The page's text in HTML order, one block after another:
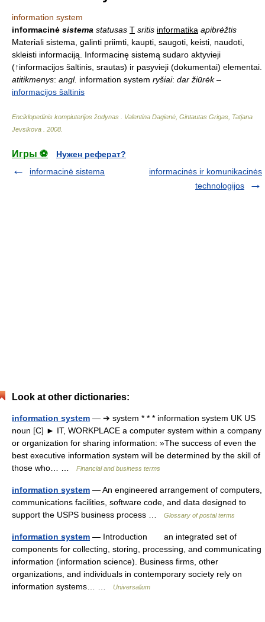
information system
informacinė sistema statusas T sritis informatika apibrėžtis
Materiali sistema, galinti priimti, kaupti, saugoti, keisti, naudoti,
skleisti informaciją. Informacinę sistemą sudaro aktyvieji
(↑informacijos šaltinis, srautas) ir pasyvieji (dokumentai) elementai.
atitikmenys: angl. information system ryšiai: dar žiūrėk–
informacijos šaltinis
Enciklopedinis kompiuterijos žodynas
Valentina Dagienė, Gintautas Grigas, Tatjana
Jevsikova
2008
Игры ⚽
Нужен реферат?
informacinė sistema
informacinės ir komunikacinės
technologijos
Look at other dictionaries:
information system — ➔ system * * * information system UK US
noun [C] ► IT, WORKPLACE a computer system within a company
or organization for sharing information: »The success of even the
best executive information system will be determined by the skill of
those who… …
Financial and business terms
information system — An engineered arrangement of computers,
communications facilities, software code, and data designed to
support the USPS business process …
Glossary of postal terms
information system — Introduction an integrated set of
components for collecting, storing, processing, and communicating
information (information science). Business firms, other
organizations, and individuals in contemporary society rely on
information systems… …
Universalium